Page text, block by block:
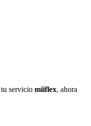
servicio miiflex, ahora